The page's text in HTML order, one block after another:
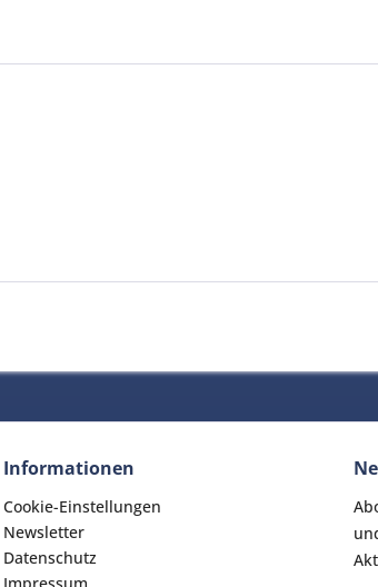
Informationen
Cookie-Einstellungen
Newsletter
Datenschutz